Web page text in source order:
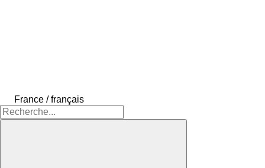
France / français